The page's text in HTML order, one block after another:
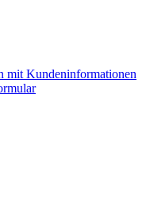
mit Kundeninformationen